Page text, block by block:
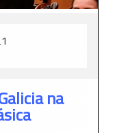
na